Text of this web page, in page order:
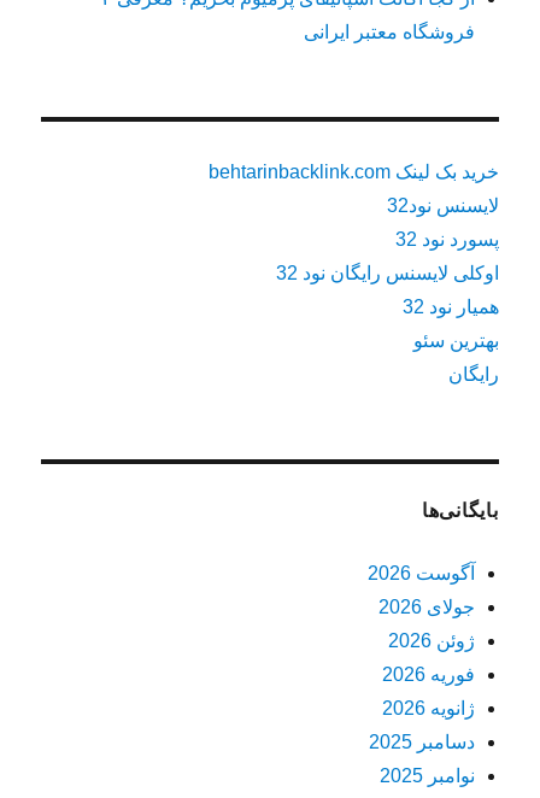
فروشگاه معتبر ایرانی
خرید بک لینک behtarinbacklink.com
لایسنس نود32
پسورد نود 32
اوکلی لایسنس رایگان نود 32
همیار نود 32
بهترین سئو
رایگان
بایگانی‌ها
آگوست 2026
جولای 2026
ژوئن 2026
فوریه 2026
ژانویه 2026
دسامبر 2025
نوامبر 2025